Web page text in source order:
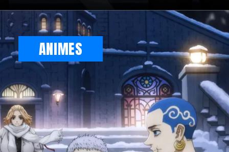
Opening https://metagalaxia.com.br/anime-e-manga/episodio-5-de-tokyo-revengers-data-horario-e-onde-assistir-a-2a-temporada/
ANIMES